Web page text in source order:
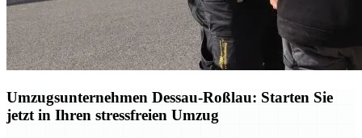
Umzugsunternehmen Dessau-Roßlau: Starten Sie
jetzt in Ihren stressfreien Umzug